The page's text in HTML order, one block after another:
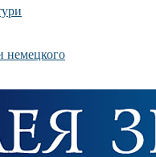
немецкого